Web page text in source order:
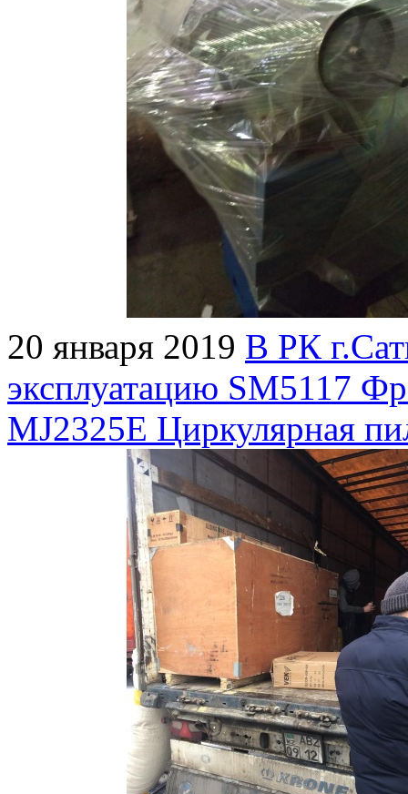
20 января 2019 В РК
эксплуатацию SM5117
MJ2325E Циркулярная